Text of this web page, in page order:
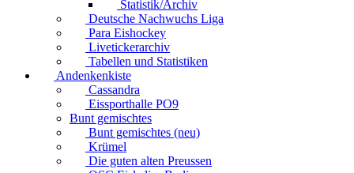
Statistik/Archiv
Deutsche Nachwuchs Liga
Para Eishockey
Livetickerarchiv
Tabellen und Statistiken
Andenkenkiste
Cassandra
Eissporthalle PO9
Bunt gemischtes
Bunt gemischtes (neu)
Krümel
Die guten alten Preussen